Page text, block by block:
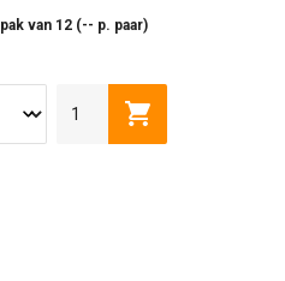
11 (XL)
maat S
pak van 12 (-- p. paar)
8 (S) MAAT 9 (M)
Toevoegen aan